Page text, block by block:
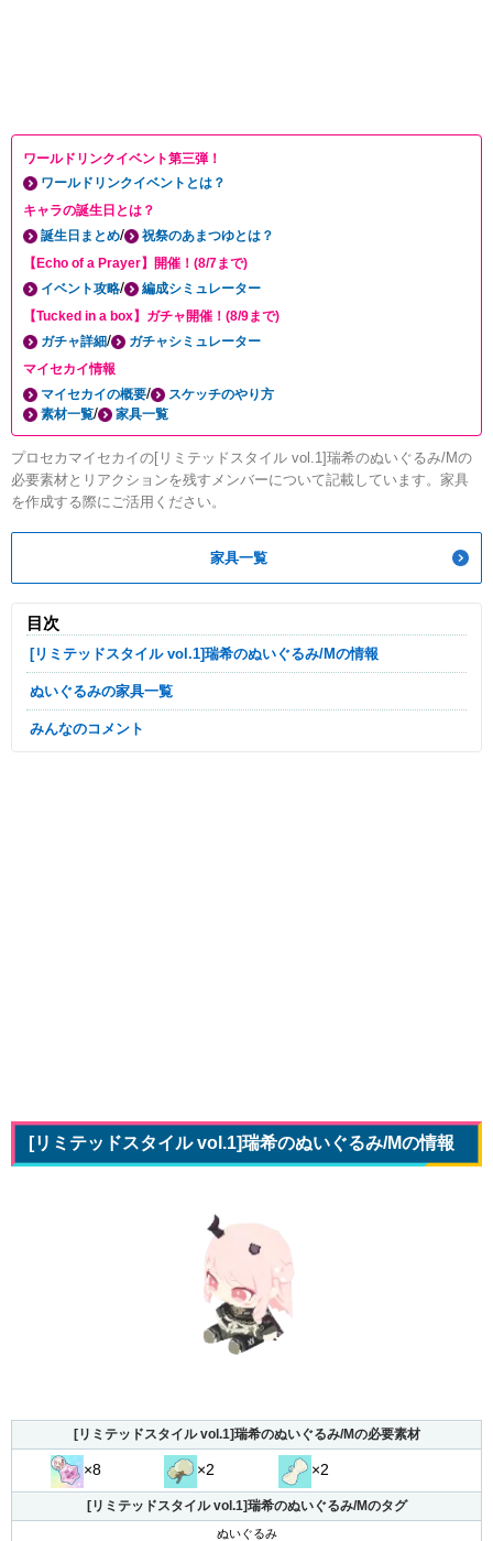
ワールドリンクイベント第三弾！
ワールドリンクイベントとは？
キャラの誕生日とは？
誕生日まとめ/
祝祭のあまつゆとは？
【Echo of a Prayer】開催！(8/7まで)
イベント攻略/
編成シミュレーター
【Tucked in a box】ガチャ開催！(8/9まで)
ガチャ詳細/
ガチャシミュレーター
マイセカイ情報
マイセカイの概要/
スケッチのやり方
素材一覧/ 家具一覧
プロセカマイセカイの[リミテッドスタイル vol.1]瑞希のぬいぐるみ/Mの
必要素材とリアクションを残すメンバーについて記載しています。家具
を作成する際にご活用ください。
家具一覧
目次
[リミテッドスタイル vol.1]瑞希のぬいぐるみ/Mの情報
ぬいぐるみの家具一覧
みんなのコメント
[リミテッドスタイル vol.1]瑞希のぬいぐるみ/Mの情報
[リミテッドスタイル vol.1]瑞希のぬいぐるみ/Mの必要素材
×8 ×2 ×2
[リミテッドスタイル vol.1]瑞希のぬいぐるみ/Mのタグ
ぬいぐるみ